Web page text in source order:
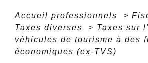
Accueil professionnels >
Taxes diverses
> Taxes sur
véhicules de tourisme à des
économiques (ex-TVS)